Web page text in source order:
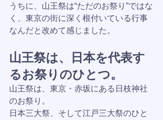
うちに、山王祭は“ただのお祭り”ではな
く、東京の街に深く根付いている行事
なんだと改めて感じました。
山王祭は、日本を代表す
るお祭りのひとつ。
山王祭は、東京・赤坂にある日枝神社
のお祭り。
日本三大祭、そして江戸三大祭のひと